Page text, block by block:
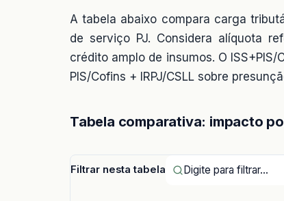
A tabela abaixo compara carga
de serviço PJ. Considera alíquota
crédito amplo de insumos. O
PIS/Cofins + IRPJ/CSLL sobre
Tabela comparativa: impacto
Filtrar nesta tabela